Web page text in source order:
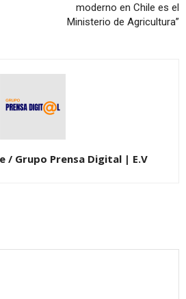
moderno en Chile es el
Ministerio de Agricultura”
/ Grupo Prensa Digital | E.V